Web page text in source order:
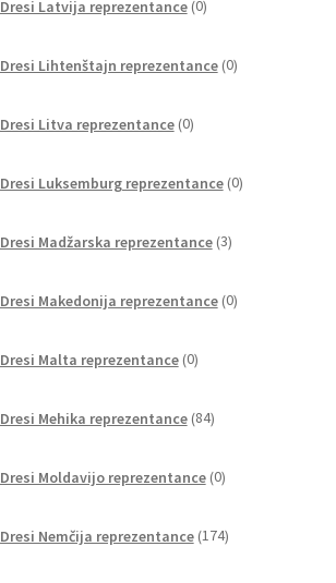
Dresi Latvija reprezentance 0izdelkov
Dresi Lihtenštajn reprezentance 0izdelkov
Dresi Litva reprezentance 0izdelkov
Dresi Luksemburg reprezentance 0izdelkov
Dresi Madžarska reprezentance 3izdelki
Dresi Makedonija reprezentance 0izdelkov
Dresi Malta reprezentance 0izdelkov
Dresi Mehika reprezentance 84izdelkov
Dresi Moldavijo reprezentance 0izdelkov
Dresi Nemčija reprezentance 174izdelkov